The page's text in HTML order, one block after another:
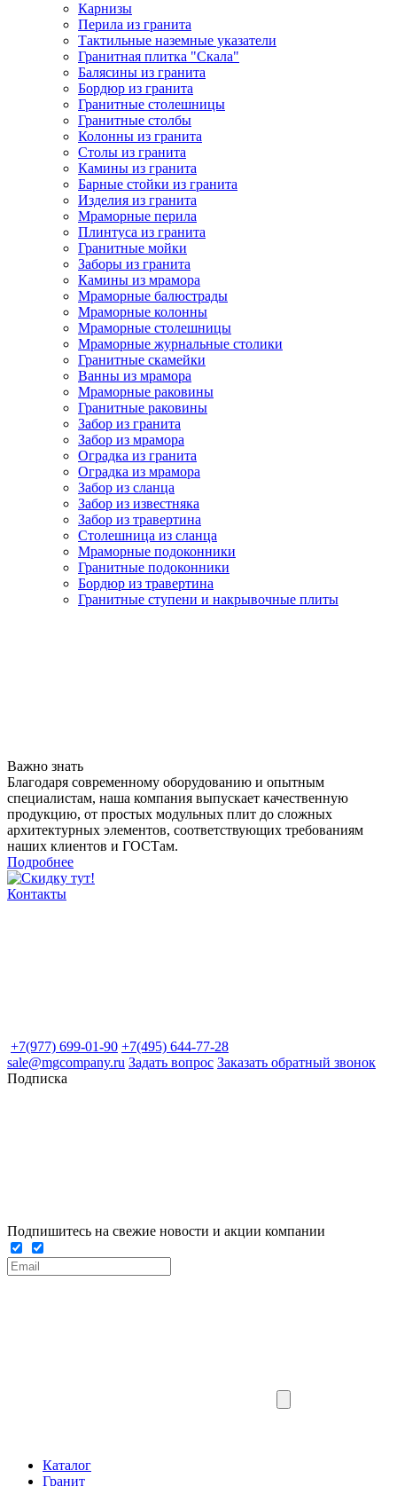
Карнизы
Перила из гранита
Тактильные наземные указатели
Гранитная плитка "Скала"
Балясины из гранита
Бордюр из гранита
Гранитные столешницы
Гранитные столбы
Колонны из гранита
Столы из гранита
Камины из гранита
Барные стойки из гранита
Изделия из гранита
Мраморные перила
Плинтуса из гранита
Гранитные мойки
Заборы из гранита
Камины из мрамора
Мраморные балюстрады
Мраморные колонны
Мраморные столешницы
Мраморные журнальные столики
Гранитные скамейки
Ванны из мрамора
Мраморные раковины
Гранитные раковины
Забор из гранита
Забор из мрамора
Оградка из гранита
Оградка из мрамора
Забор из сланца
Забор из известняка
Забор из травертина
Столешница из сланца
Мраморные подоконники
Гранитные подоконники
Бордюр из травертина
Гранитные ступени и накрывочные плиты
Важно знать
Благодаря современному оборудованию и опытным
специалистам, наша компания выпускает качественную
продукцию, от простых модульных плит до сложных
архитектурных элементов, соответствующих требованиям
наших клиентов и ГОСТам.
Подробнее
Контакты
+7(977) 699-01-90 +7(495) 644-77-28
sale@mgcompany.ru Задать вопрос Заказать обратный звонок
Подписка
Подпишитесь на свежие новости и акции компании
Каталог
Гранит